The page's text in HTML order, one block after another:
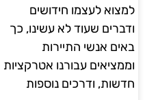
למצוא לעצמו חידושים
ודברים שעוד לא עשינו, כך
באים אנשי התיירות
וממציאים עבורנו אטרקציות
חדשות, ודרכים נוספות